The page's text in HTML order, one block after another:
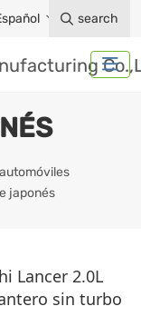
search
japonés
Lancer 2.0L
sin turbo